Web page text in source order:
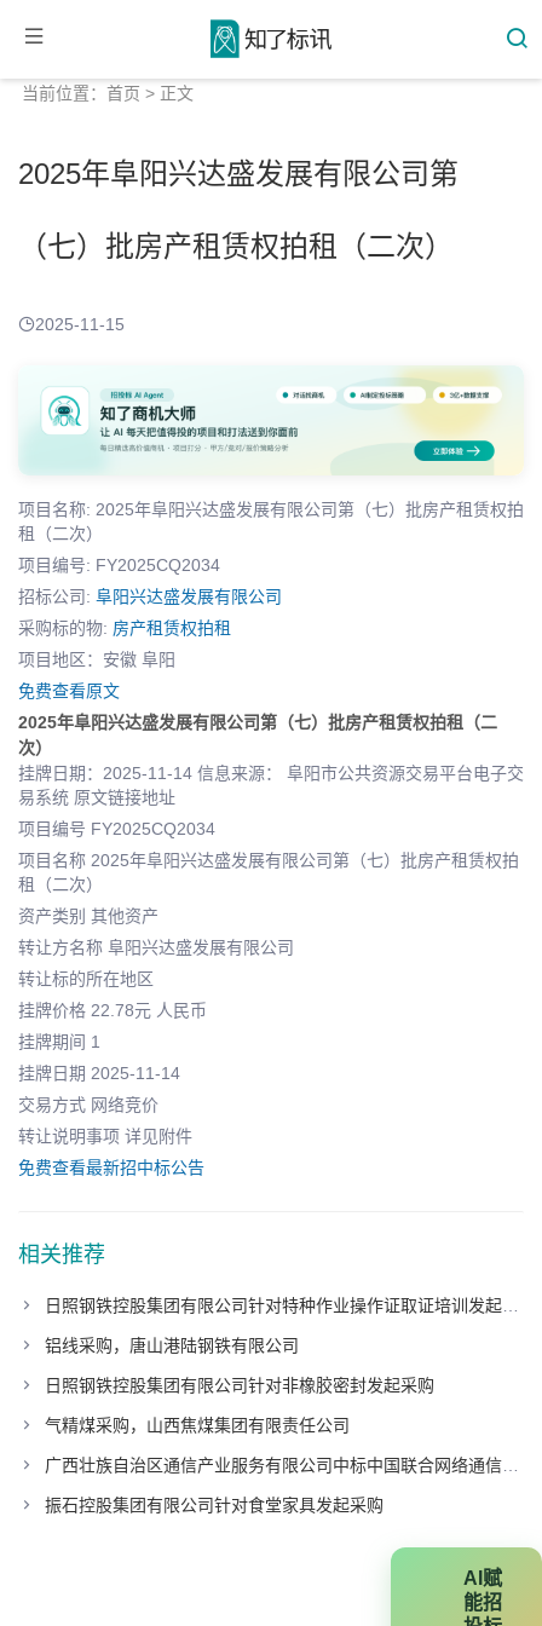
当前位置： 首页 > 正文
2025年阜阳兴达盛发展有限公司第
（七）批房产租赁权拍租（二次）
2025-11-15
项目名称: 2025年阜阳兴达盛发展有限公司第（七）批房产租赁权拍
租（二次）
项目编号: FY2025CQ2034
招标公司: 阜阳兴达盛发展有限公司
采购标的物: 房产租赁权拍租
项目地区：安徽 阜阳
免费查看原文
2025年阜阳兴达盛发展有限公司第（七）批房产租赁权拍租（二
次）
挂牌日期：2025-11-14 信息来源： 阜阳市公共资源交易平台电子交
易系统 原文链接地址
项目编号 FY2025CQ2034
项目名称 2025年阜阳兴达盛发展有限公司第（七）批房产租赁权拍
租（二次）
资产类别 其他资产
转让方名称 阜阳兴达盛发展有限公司
转让标的所在地区
挂牌价格 22.78元 人民币
挂牌期间 1
挂牌日期 2025-11-14
交易方式 网络竞价
转让说明事项 详见附件
免费查看最新招中标公告
相关推荐
日照钢铁控股集团有限公司针对特种作业操作证取证培训发起采购
铝线采购，唐山港陆钢铁有限公司
日照钢铁控股集团有限公司针对非橡胶密封发起采购
气精煤采购，山西焦煤集团有限责任公司
广西壮族自治区通信产业服务有限公司中标中国联合网络通信有限公司广东省分公司项目
振石控股集团有限公司针对食堂家具发起采购
AI赋
能招